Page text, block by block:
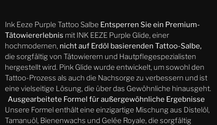
Ink Eeze Purple Tattoo Salbe Entsperren Sie ein Premium-
Tätowiererlebnis mit INK EEZE Purple Glide, einer
hochmodernen, nicht auf Erdöl basierenden Tattoo-Salbe,
die sorgfältig von Tätowierern und Hautpflegespezialisten
hergestellt wird. Pink Glide wurde entwickelt, um sowohl den
Tattoo-Prozess als auch die Nachsorge zu verbessern und ist
eine vielseitige Lösung, die über das Gewöhnliche hinausgeht.
Ausgearbeitete Formel für außergewöhnliche Ergebnisse
Unsere Formel enthält eine einzigartige Mischung aus Distelöl,
Tamanuöl, Bienenwachs und Gelée Royale, die sorgfältig